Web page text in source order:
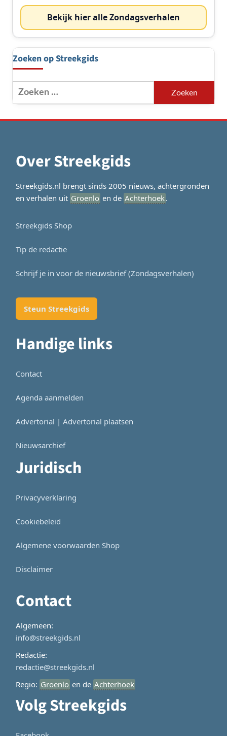
Bekijk hier alle Zondagsverhalen
Zoeken op Streekgids
Zoeken
naar:
Over Streekgids
Streekgids.nl brengt sinds 2005 nieuws, achtergronden
en verhalen uit Groenlo en de Achterhoek.
Streekgids Shop
Tip de redactie
Schrijf je in voor de nieuwsbrief (Zondagsverhalen)
Steun Streekgids
Handige links
Contact
Agenda aanmelden
Advertorial | Advertorial plaatsen
Nieuwsarchief
Juridisch
Privacyverklaring
Cookiebeleid
Algemene voorwaarden Shop
Disclaimer
Contact
Algemeen:
info@streekgids.nl
Redactie:
redactie@streekgids.nl
Regio: Groenlo en de Achterhoek
Volg Streekgids